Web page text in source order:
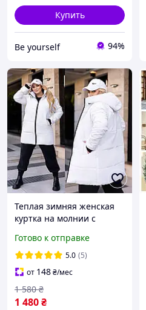
Купить
Be yourself 94%
Теплая зимняя женская
куртка на молнии с
Готово к отправке
5.0 (5)
от 148₴/мес
1 480₴
1 580 ₴